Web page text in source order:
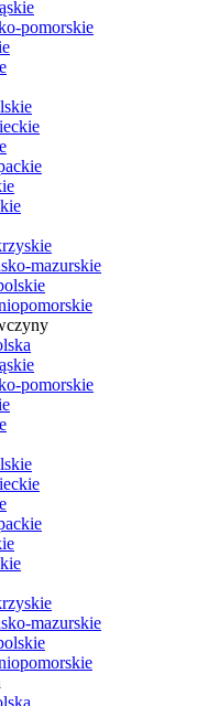
pomorskie
mazurskie
pomorskie
mazurskie